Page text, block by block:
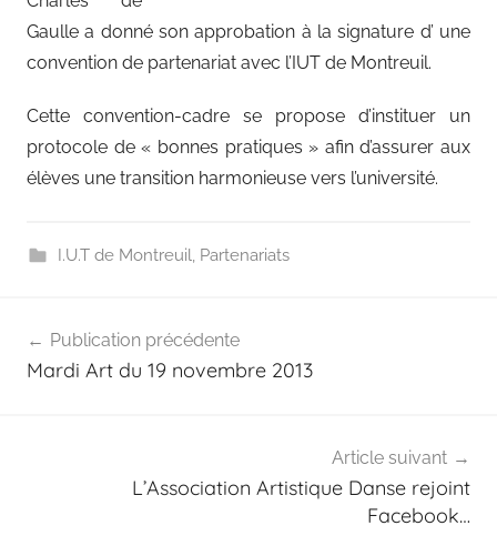
Gaulle a donné son approbation à la signature d’ une
convention de partenariat avec l’IUT de Montreuil.
Cette convention-cadre se propose d’instituer un
protocole de « bonnes pratiques » afin d’assurer aux
élèves une transition harmonieuse vers l’université.
I.U.T de Montreuil, Partenariats
de
Publication précédente
Mardi Art du 19 novembre 2013
Article suivant
L’Association Artistique Danse rejoint
Facebook…